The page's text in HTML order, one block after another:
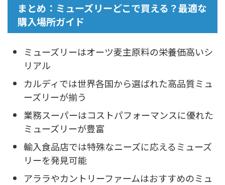
まとめ：ミューズリーどこで買える？最適な
購入場所ガイド
ミューズリーはオーツ麦主原料の栄養価高いシ
リアル
カルディでは世界各国から選ばれた高品質ミュ
ーズリーが揃う
業務スーパーはコストパフォーマンスに優れた
ミューズリーが豊富
輸入食品店では特殊なニーズに応えるミューズ
リーを発見可能
アララやカントリーファームはおすすめのミュ